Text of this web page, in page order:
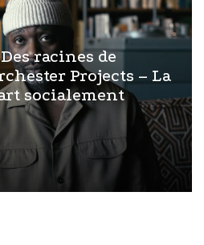
racines de
Projects – La
socialement